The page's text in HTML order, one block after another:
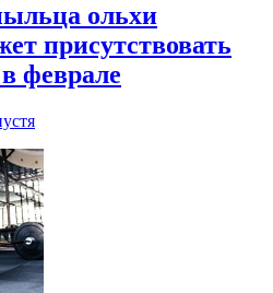
ольхи
присутствовать
феврале